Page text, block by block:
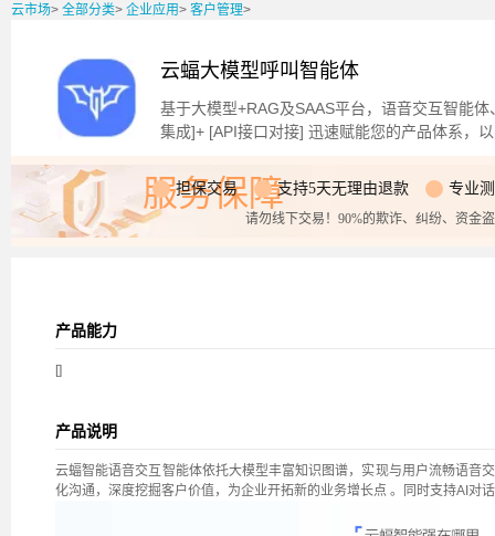
云市场> 全部分类> 企业应用> 客户管理>
云蝠大模型呼叫智能体
基于大模型+RAG及SAAS平台，语音交互智能
集成]+ [API接口对接] 迅速赋能您的产品体系，
服务保障
担保交易 支持5天无理由退款 专业
请勿线下交易！90%的欺诈、纠纷、资金
产品能力
[]
产品说明
云蝠智能语音交互智能体依托大模型丰富知识图谱，实现与用户流畅语音
化沟通，深度挖掘客户价值，为企业开拓新的业务增长点 。同时支持AI对